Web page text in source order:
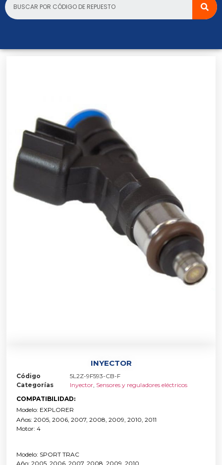
INYECTOR
Código
5L2Z-9F593-CB-F
Categorías
Inyector Sensores y reguladores eléctricos
COMPATIBILIDAD:
Modelo: EXPLORER
Años: 2005, 2006, 2007, 2008, 2009, 2010, 2011
Motor: 4
Modelo: SPORT TRAC
Año: 2005, 2006, 2007, 2008, 2009, 2010